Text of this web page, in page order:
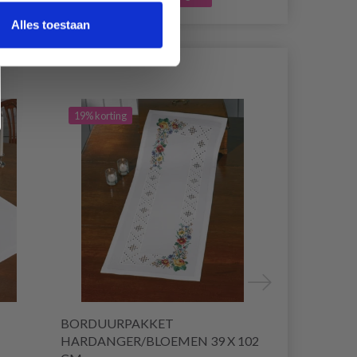
Alles toestaan
19% korting
BORDUURPAKKET
HARDANGER/BLOEMEN 39 X 102